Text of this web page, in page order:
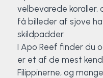
velbevarede koraller,
få billeder af sjove
skildpadder.
I Apo Reef finder du
er et af de mest
Filippinerne, og